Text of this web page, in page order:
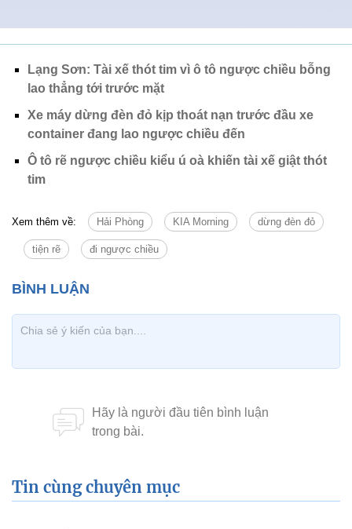
Lạng Sơn: Tài xế thót tim vì ô tô ngược chiều bỗng
lao thẳng tới trước mặt
Xe máy dừng đèn đỏ kịp thoát nạn trước đầu xe
container đang lao ngược chiều đến
Ô tô rẽ ngược chiều kiểu ú oà khiến tài xế giật thót
tim
Xem thêm về: Hải Phòng KIA Morning dừng đèn đỏ
tiện rẽ đi ngược chiều
Tin cùng chuyên mục